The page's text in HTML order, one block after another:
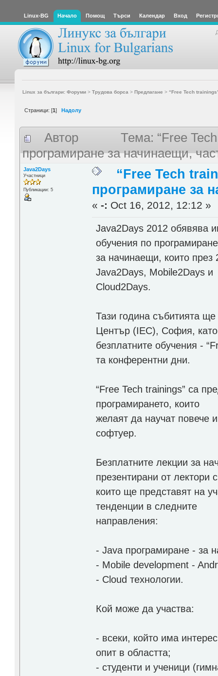
Linux-BG Начало Помощ Търси Календар Вход
Linux за българи: Форуми> Трудова борса > Предлагане > “Free Tech
Страници: [1] Надолу
Автор
Тема: “Free
програмиране за начинаещи,
Java2Days
Участници
Публикации: 5
“Free Tech
програмиране за
«-: Oct 16, 2012, 12:12 »
Java2Days 2012 обявява
обучения по програмиране
за начинаещи, които през
Java2Days, Mobile2Days и
Cloud2Days.
Тази година събитията
Център (IEC), София, като
безплатните обучения -
та конферентни дни.
“Free Tech trainings” са
програмирането, които
желаят да научат повече
софтуер.
Безплатните лекции за
презентирани от лектори
които ще представят на
тенденции в следните
направления:
- Java програмиране - за
- Mobile development -
- Cloud технологии.
Кой може да участва:
- всеки, който има
опит в областта;
- студенти и ученици